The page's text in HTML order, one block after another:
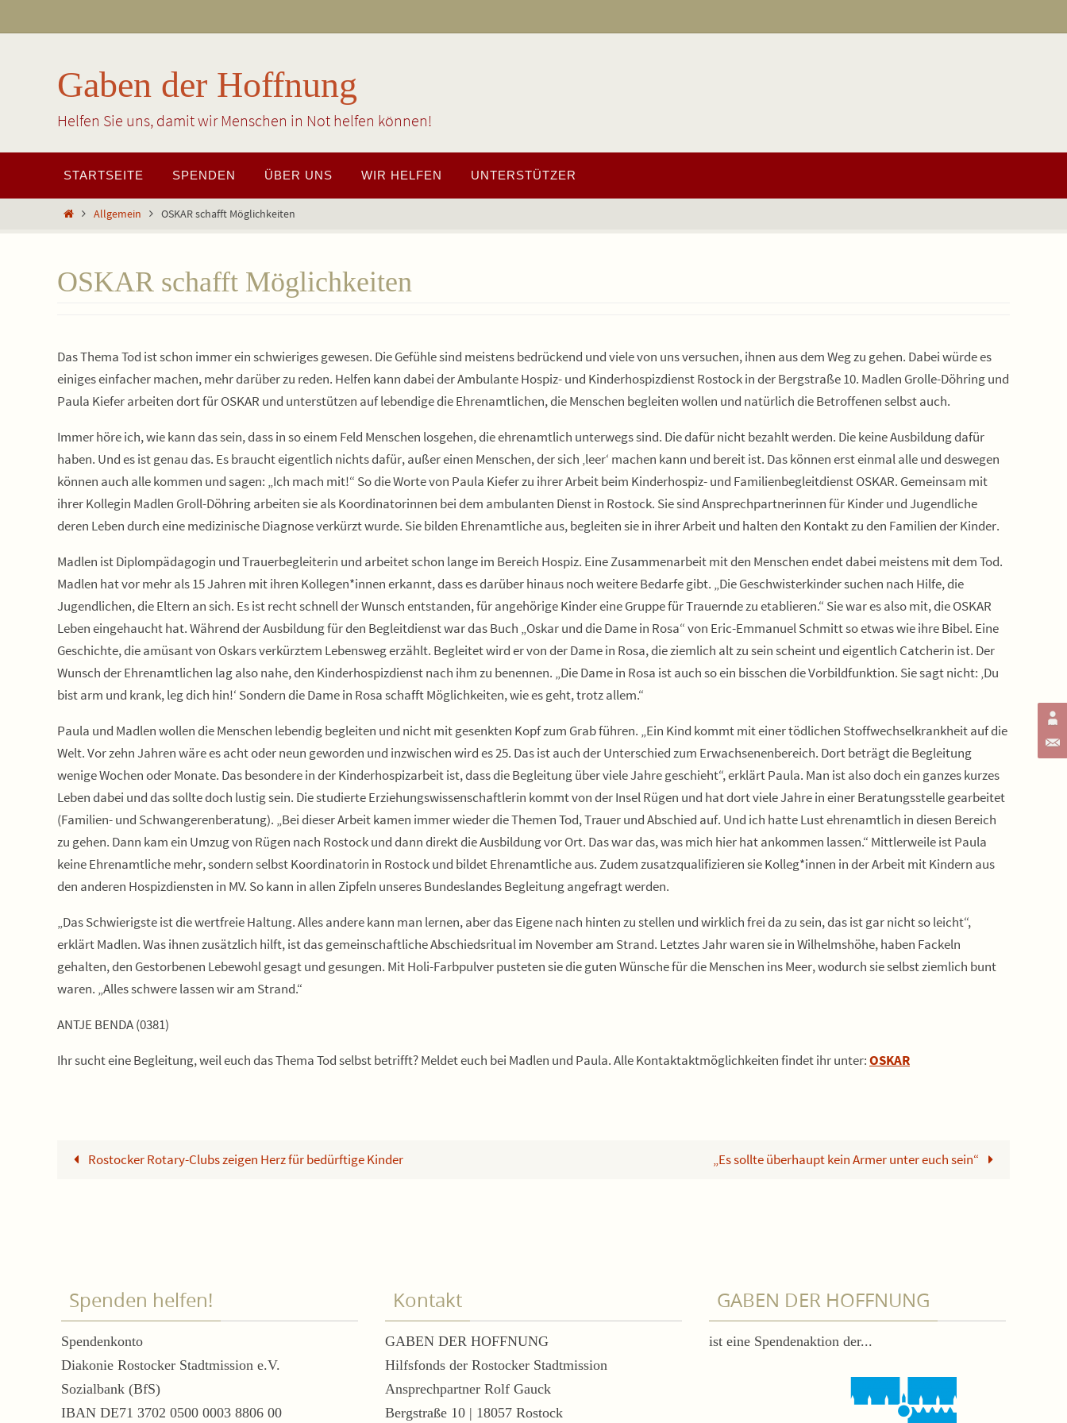
Inhalt
Gaben der Hoffnung
Helfen Sie uns, damit wir Menschen in Not helfen können!
springen
STARTSEITE SPENDEN ÜBER UNS WIR HELFEN UNTERSTÜTZER
StartAllgemein OSKAR schafft Möglichkeiten
OSKAR schafft Möglichkeiten
Das Thema Tod ist schon immer ein schwieriges gewesen. Die Gefühle sind meistens bedrückend und viele von uns versuchen, ihnen aus dem Weg zu gehen. Dabei würde es
einiges einfacher machen, mehr darüber zu reden. Helfen kann dabei der Ambulante Hospiz- und Kinderhospizdienst Rostock in der Bergstraße 10. Madlen Grolle-Döhring und
Paula Kiefer arbeiten dort für OSKAR und unterstützen auf lebendige die Ehrenamtlichen, die Menschen begleiten wollen und natürlich die Betroffenen selbst auch.
Immer höre ich, wie kann das sein, dass in so einem Feld Menschen losgehen, die ehrenamtlich unterwegs sind. Die dafür nicht bezahlt werden. Die keine Ausbildung dafür
haben. Und es ist genau das. Es braucht eigentlich nichts dafür, außer einen Menschen, der sich ‚leer‘ machen kann und bereit ist. Das können erst einmal alle und deswegen
können auch alle kommen und sagen: „Ich mach mit!“ So die Worte von Paula Kiefer zu ihrer Arbeit beim Kinderhospiz- und Familienbegleitdienst OSKAR. Gemeinsam mit
ihrer Kollegin Madlen Groll-Döhring arbeiten sie als Koordinatorinnen bei dem ambulanten Dienst in Rostock. Sie sind Ansprechpartnerinnen für Kinder und Jugendliche
deren Leben durch eine medizinische Diagnose verkürzt wurde. Sie bilden Ehrenamtliche aus, begleiten sie in ihrer Arbeit und halten den Kontakt zu den Familien der Kinder.
Madlen ist Diplompädagogin und Trauerbegleiterin und arbeitet schon lange im Bereich Hospiz. Eine Zusammenarbeit mit den Menschen endet dabei meistens mit dem Tod.
Madlen hat vor mehr als 15 Jahren mit ihren Kollegen*innen erkannt, dass es darüber hinaus noch weitere Bedarfe gibt. „Die Geschwisterkinder suchen nach Hilfe, die
Jugendlichen, die Eltern an sich. Es ist recht schnell der Wunsch entstanden, für angehörige Kinder eine Gruppe für Trauernde zu etablieren.“ Sie war es also mit, die OSKAR
Leben eingehaucht hat. Während der Ausbildung für den Begleitdienst war das Buch „Oskar und die Dame in Rosa“ von Eric-Emmanuel Schmitt so etwas wie ihre Bibel. Eine
Geschichte, die amüsant von Oskars verkürztem Lebensweg erzählt. Begleitet wird er von der Dame in Rosa, die ziemlich alt zu sein scheint und eigentlich Catcherin ist. Der
Wunsch der Ehrenamtlichen lag also nahe, den Kinderhospizdienst nach ihm zu benennen. „Die Dame in Rosa ist auch so ein bisschen die Vorbildfunktion. Sie sagt nicht: ‚Du
bist arm und krank, leg dich hin!‘ Sondern die Dame in Rosa schafft Möglichkeiten, wie es geht, trotz allem.“
Paula und Madlen wollen die Menschen lebendig begleiten und nicht mit gesenkten Kopf zum Grab führen. „Ein Kind kommt mit einer tödlichen Stoffwechselkrankheit auf die
Welt. Vor zehn Jahren wäre es acht oder neun geworden und inzwischen wird es 25. Das ist auch der Unterschied zum Erwachsenenbereich. Dort beträgt die Begleitung
wenige Wochen oder Monate. Das besondere in der Kinderhospizarbeit ist, dass die Begleitung über viele Jahre geschieht“, erklärt Paula. Man ist also doch ein ganzes kurzes
Leben dabei und das sollte doch lustig sein. Die studierte Erziehungswissenschaftlerin kommt von der Insel Rügen und hat dort viele Jahre in einer Beratungsstelle gearbeitet
(Familien- und Schwangerenberatung). „Bei dieser Arbeit kamen immer wieder die Themen Tod, Trauer und Abschied auf. Und ich hatte Lust ehrenamtlich in diesen Bereich
zu gehen. Dann kam ein Umzug von Rügen nach Rostock und dann direkt die Ausbildung vor Ort. Das war das, was mich hier hat ankommen lassen.“ Mittlerweile ist Paula
keine Ehrenamtliche mehr, sondern selbst Koordinatorin in Rostock und bildet Ehrenamtliche aus. Zudem zusatzqualifizieren sie Kolleg*innen in der Arbeit mit Kindern aus
den anderen Hospizdiensten in MV. So kann in allen Zipfeln unseres Bundeslandes Begleitung angefragt werden.
„Das Schwierigste ist die wertfreie Haltung. Alles andere kann man lernen, aber das Eigene nach hinten zu stellen und wirklich frei da zu sein, das ist gar nicht so leicht“,
erklärt Madlen. Was ihnen zusätzlich hilft, ist das gemeinschaftliche Abschiedsritual im November am Strand. Letztes Jahr waren sie in Wilhelmshöhe, haben Fackeln
gehalten, den Gestorbenen Lebewohl gesagt und gesungen. Mit Holi-Farbpulver pusteten sie die guten Wünsche für die Menschen ins Meer, wodurch sie selbst ziemlich bunt
waren. „Alles schwere lassen wir am Strand.“
ANTJE BENDA (0381)
Ihr sucht eine Begleitung, weil euch das Thema Tod selbst betrifft? Meldet euch bei Madlen und Paula. Alle Kontaktaktmöglichkeiten findet ihr unter:OSKAR
Rostocker Rotary-Clubs zeigen Herz für bedürftige Kinder „Es sollte überhaupt kein Armer unter euch sein“
Spenden helfen!
Spendenkonto
Diakonie Rostocker Stadtmission e.V.
Sozialbank (BfS)
IBAN DE71 3702 0500 0003 8806 00
Kontakt
GABEN DER HOFFNUNG
Hilfsfonds der Rostocker Stadtmission
Ansprechpartner Rolf Gauck
Bergstraße 10 | 18057 Rostock
GABEN DER HOFFNUNG
ist eine Spendenaktion der...